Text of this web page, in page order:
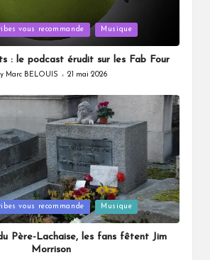
vous recommande Musique
: le podcast érudit sur les Fab Four
Marc BELOUIS 21 mai 2026
vous recommande Musique
Père-Lachaise, les fans fêtent Jim
Morrison